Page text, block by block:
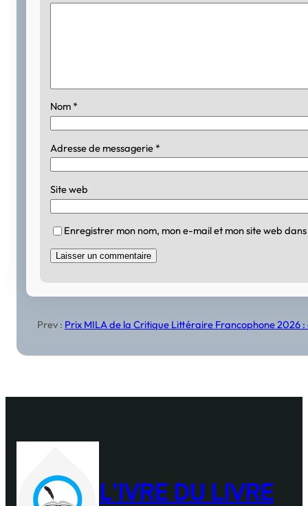
Nom *
Adresse de messagerie *
Site web
Enregistrer mon nom, mon e-mail et mon site web
Prev : Prix MILA de la Critique Littéraire Francophone 2026
L'IVRE DU LIVRE